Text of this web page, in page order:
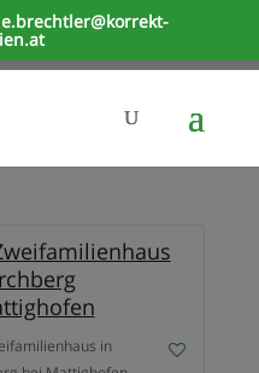
e.brechtler@korrekt-
in